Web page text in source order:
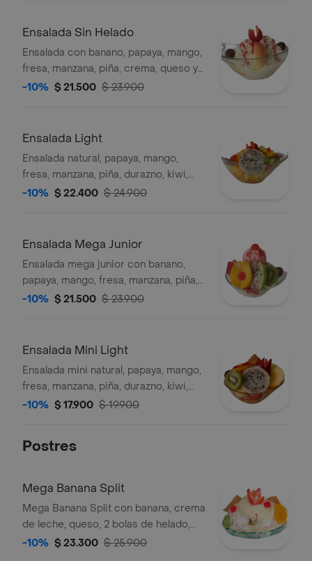
Ensalada Sin Helado
Ensalada con banano, papaya, mango,
fresa, manzana, piña, crema, queso y
galleta artesanal.
-10% $ 21.500 $ 23.900
Ensalada Light
Ensalada natural, papaya, mango,
fresa, manzana, piña, durazno, kiwi,
pitahaya, uva, cereza y galleta
-10% $ 22.400 $ 24.900
Ensalada Mega Junior
Ensalada mega junior con banano,
papaya, mango, fresa, manzana, piña,
helado, crema, queso y galleta
-10% $ 21.500 $ 23.900
Ensalada Mini Light
Ensalada mini natural, papaya, mango,
fresa, manzana, piña, durazno, kiwi,
pitahaya, uva, cereza y galleta
-10% $ 17.900 $ 19.900
Postres
Mega Banana Split
Mega Banana Split con banana, crema
de leche, queso, 2 bolas de helado,
galleta, cereza, durazno, fresa y kiwi.
-10% $ 23.300 $ 25.900